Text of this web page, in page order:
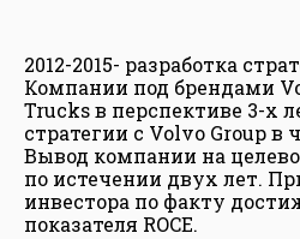
2012-2015- разработка
Компании под брендами
Trucks в перспективе 3-х
стратегии с Volvo Group в
Вывод компании на
по истечении двух лет.
инвестора по факту
показателя ROCE.